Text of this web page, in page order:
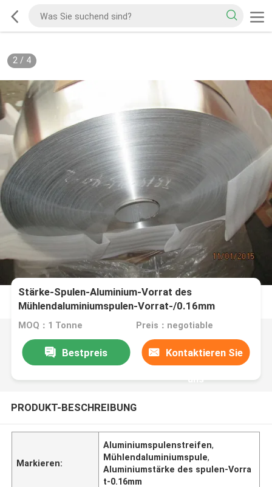
2/ 4
Stärke-Spulen-Aluminium-Vorrat des
Mühlendaluminiumspulen-Vorrat-/0.16mm
MOQ：1 Tonne Preis：negotiable
Bestpreis Kontaktieren Sie
uns
PRODUKT-BESCHREIBUNG
Markieren:
Aluminiumspulenstreifen,
Mühlendaluminiumspule,
Aluminiumstärke des spulen-Vorra
t-0.16mm